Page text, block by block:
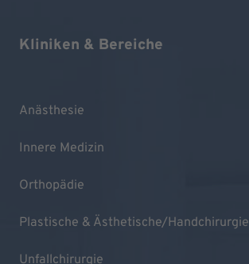
Kliniken & Bereiche
Anästhesie
Innere Medizin
Orthopädie
Plastische & Ästhetische/Handchirurgie
Unfallchirurgie